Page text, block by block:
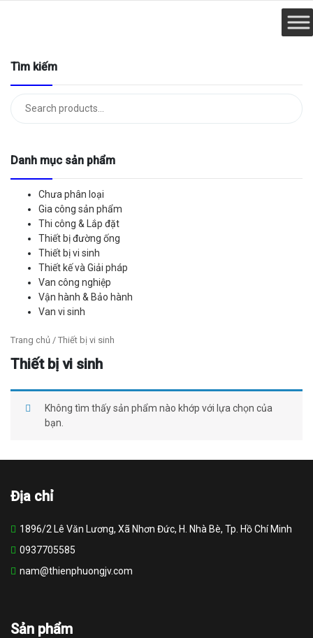
Tìm kiếm
Tìm
kiếm:
Danh mục sản phẩm
Chưa phân loại
Gia công sản phẩm
Thi công & Lắp đặt
Thiết bị đường ống
Thiết bị vi sinh
Thiết kế và Giải pháp
Van công nghiệp
Vận hành & Bảo hành
Van vi sinh
Trang chủ / Thiết bị vi sinh
Thiết bị vi sinh
Không tìm thấy sản phẩm nào khớp với lựa chọn của
bạn.
Địa chỉ
1896/2 Lê Văn Lương, Xã Nhơn Đức, H. Nhà Bè, Tp. Hồ Chí Minh
0937705585
nam@thienphuongjv.com
Sản phẩm